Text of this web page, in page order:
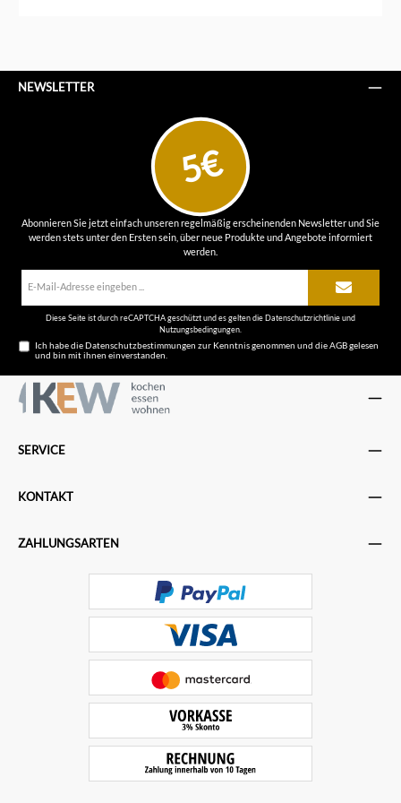
NEWSLETTER
5€
Abonnieren Sie jetzt einfach unseren regelmäßig erscheinenden Newsletter und Sie
werden stets unter den Ersten sein, über neue Produkte und Angebote informiert
werden.
Diese Seite ist durch reCAPTCHA geschützt und es gelten dieDatenschutzrichtlinieund
Nutzungsbedingungen
Ich habe dieDatenschutzbestimmungen zur Kenntnis genommen und dieAGBgelesen
und bin mit ihnen einverstanden.
SERVICE
KONTAKT
ZAHLUNGSARTEN